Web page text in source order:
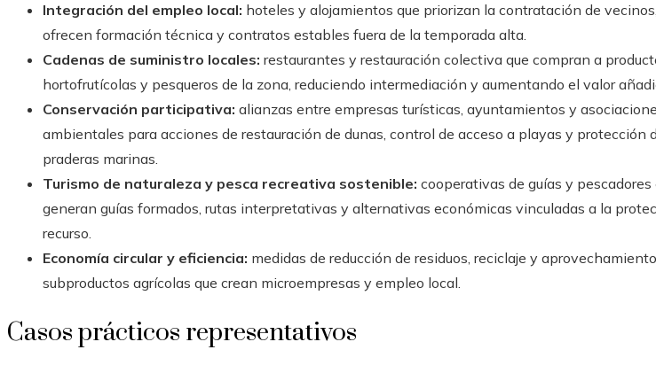
Integración del empleo local: hoteles y alojamientos que priorizan la contratación de vecinos,
ofrecen formación técnica y contratos estables fuera de la temporada alta.
Cadenas de suministro locales: restaurantes y restauración colectiva que compran a
hortofrutícolas y pesqueros de la zona, reduciendo intermediación y aumentando el valor
Conservación participativa: alianzas entre empresas turísticas, ayuntamientos y
ambientales para acciones de restauración de dunas, control de acceso a playas y protección
praderas marinas.
Turismo de naturaleza y pesca recreativa sostenible: cooperativas de guías y pescadores
generan guías formados, rutas interpretativas y alternativas económicas vinculadas a la
recurso.
Economía circular y eficiencia: medidas de reducción de residuos, reciclaje y
subproductos agrícolas que crean microempresas y empleo local.
Casos prácticos representativos